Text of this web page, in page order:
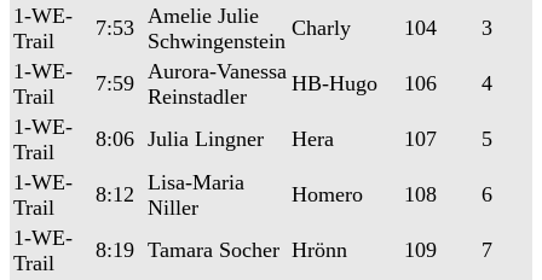
1-WE-
Trail
7:53 Amelie Julie
Schwingenstein
Charly 104
3
1-WE-
Trail
7:59 Aurora-Vanessa
Reinstadler
HB-Hugo 106
4
1-WE-
Trail
8:06 Julia Lingner Hera 107
5
1-WE-
Trail
8:12 Lisa-Maria
Niller
Homero 108
6
1-WE-
Trail
8:19 Tamara Socher Hrönn 109
7